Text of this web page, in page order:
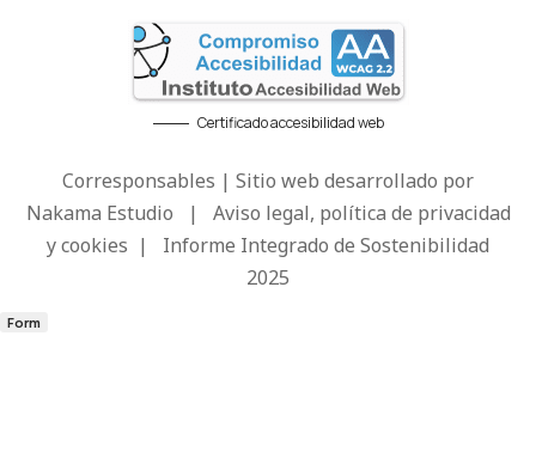
Certificado accesibilidad web
Corresponsables | Sitio web desarrollado por
Nakama Estudio | Aviso legal, política de privacidad
y cookies | Informe Integrado de Sostenibilidad
2025
Form